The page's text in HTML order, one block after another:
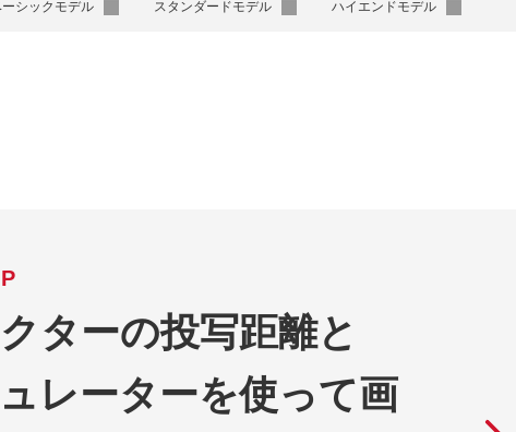
シックモデル スタンダードモデル ハイエンドモデル
ターの投写距離と
レーターを使って画